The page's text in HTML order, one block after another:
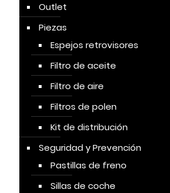
Outlet
Piezas
Espejos retrovisores
Filtro de aceite
Filtro de aire
Filtros de polen
Kit de distribución
Seguridad y Prevención
Pastillas de freno
Sillas de coche